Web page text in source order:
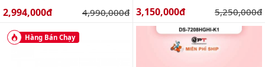
Giá bán:
2,994,000đ Giá gốc:
4,990,000đ Giá bán:
3,150,000đ Giá gốc:
5,250,000đ
Hàng Bán Chạy